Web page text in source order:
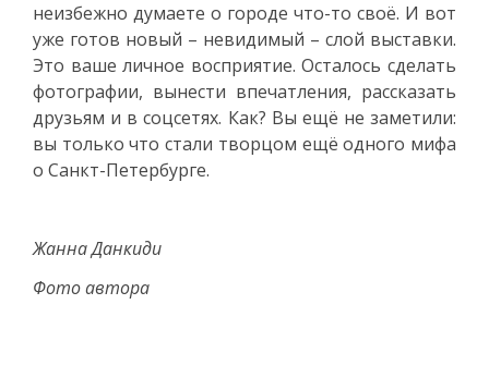
неизбежно думаете о городе что-то своё. И вот
уже готов новый – невидимый – слой выставки.
Это ваше личное восприятие. Осталось сделать
фотографии, вынести впечатления, рассказать
друзьям и в соцсетях. Как? Вы ещё не заметили:
вы только что стали творцом ещё одного мифа
о Санкт-Петербурге.
Жанна Данкиди
Фото автора